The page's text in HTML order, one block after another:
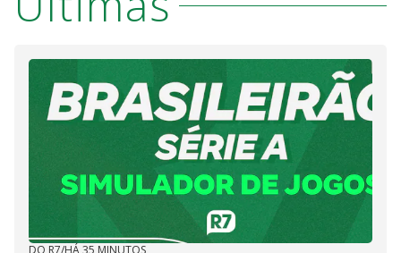
DO R7/HÁ 35 MINUTOS